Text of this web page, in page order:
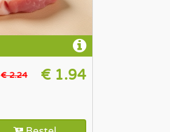
€ 2.24 € 1.94